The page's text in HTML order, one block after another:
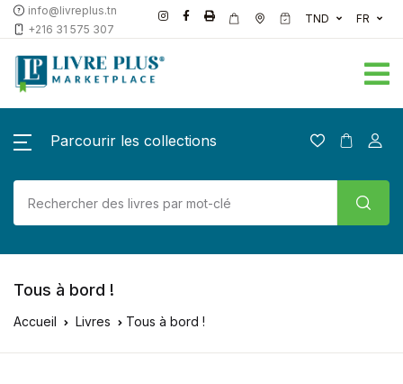
info@livreplus.tn
+216 31 575 307
TND FR
Parcourir les collections
Tous à bord !
Accueil Livres Tous à bord !